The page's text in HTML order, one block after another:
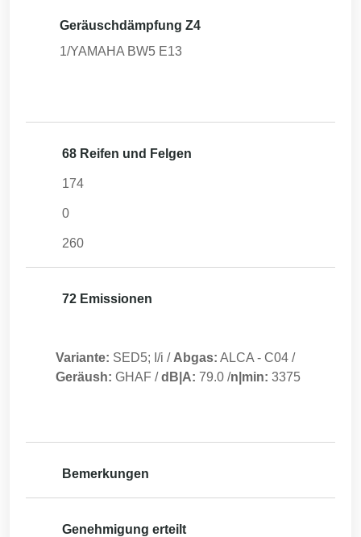
Geräuschdämpfung Z4
1/YAMAHA BW5 E13
68 Reifen und Felgen
174
0
260
72 Emissionen
Variante: SED5; I/i / Abgas: ALCA - C04 /
Geräush: GHAF /dB|A: 79.0 /n|min: 3375
Bemerkungen
Genehmigung erteilt